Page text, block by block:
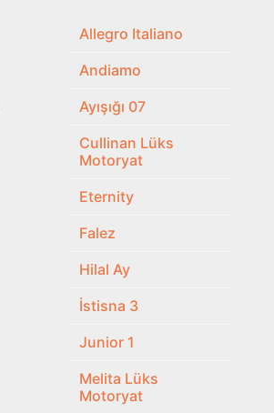
Allegro Italiano
Andiamo
Ayışığı 07
Cullinan Lüks
Motoryat
Eternity
Falez
Hilal Ay
İstisna 3
Junior 1
Melita Lüks
Motoryat